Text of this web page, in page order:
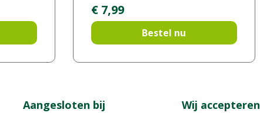
€ 7,99
Bestel nu
Aangesloten bij Wij accepteren